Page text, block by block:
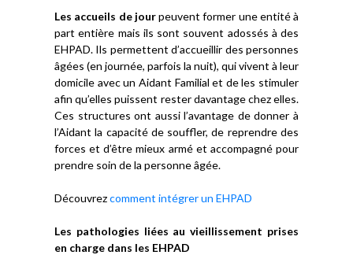
Les accueils de jourpeuvent former une entité à
part entière mais ils sont souvent adossés à des
EHPAD. Ils permettent d’accueillir des personnes
âgées (en journée, parfois la nuit), qui vivent à leur
domicile avec un Aidant Familial et de les stimuler
afin qu’elles puissent rester davantage chez elles.
Ces structures ont aussi l’avantage de donner à
l’Aidant la capacité de souffler, de reprendre des
forces et d’être mieux armé et accompagné pour
prendre soin de la personne âgée.
Découvrezcomment intégrer un EHPAD
Les pathologies liées au vieillissement prises
en charge dans les EHPAD